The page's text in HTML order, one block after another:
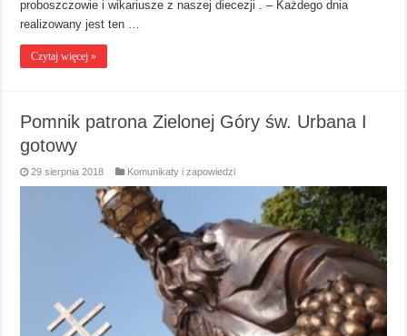
proboszczowie i wikariusze z naszej diecezji . – Każdego dnia
realizowany jest ten …
Czytaj więcej »
Pomnik patrona Zielonej Góry św. Urbana I
gotowy
29 sierpnia 2018 Komunikaty i zapowiedzi